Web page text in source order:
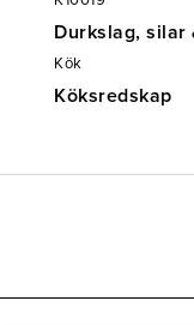
Durkslag, silar
Kök
Köksredskap